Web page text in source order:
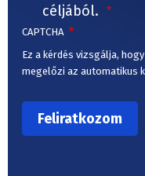
céljából.
CAPTCHA
Ez a kérdés vizsgálja,
megelőzi az automatikus